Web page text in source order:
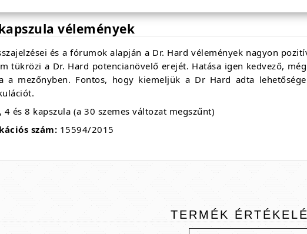
vélemények
és a fórumok alapján a Dr. Hard vélemények nagyon
tükrözi a Dr. Hard potencianövelő erejét. Hatása igen kedvező,
a mezőnyben. Fontos, hogy kiemeljük a Dr Hard adta
4 és 8 kapszula (a 30 szemes változat megszűnt)
szám: 15594/2015
TERMÉK